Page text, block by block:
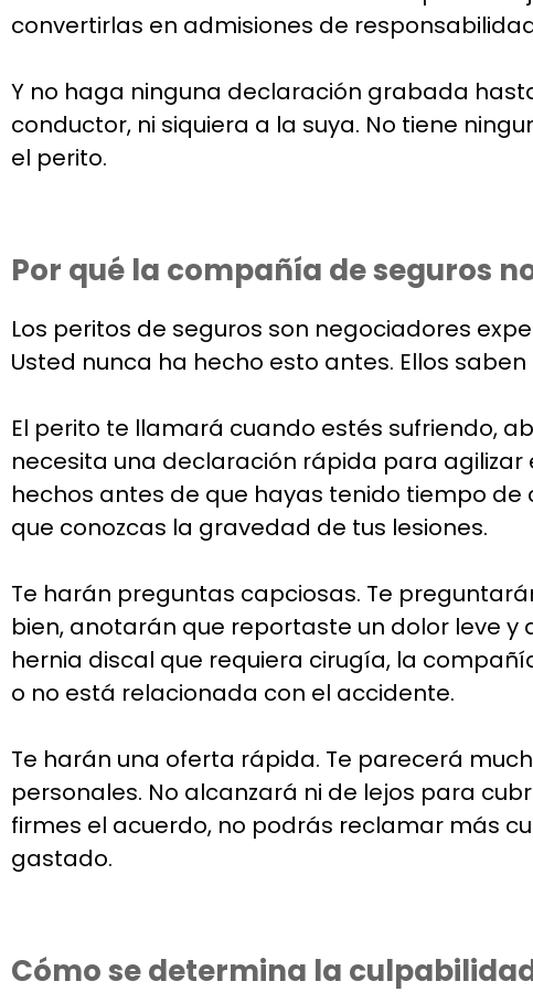
convertirlas en admisiones de
Y no haga ninguna declaración grabada
conductor, ni siquiera a la suya. No tiene
el perito.
Por qué la compañía de seguros
Los peritos de seguros son negociadores
Usted nunca ha hecho esto antes. Ellos
El perito te llamará cuando estés sufriendo,
necesita una declaración rápida para agilizar
hechos antes de que hayas tenido tiempo
que conozcas la gravedad de tus lesiones.
Te harán preguntas capciosas. Te
bien, anotarán que reportaste un dolor leve
hernia discal que requiera cirugía, la
o no está relacionada con el accidente.
Te harán una oferta rápida. Te parecerá
personales. No alcanzará ni de lejos para
firmes el acuerdo, no podrás reclamar más
gastado.
Cómo se determina la